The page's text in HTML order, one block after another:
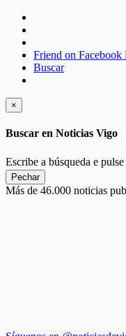
Friend on Facebook
Buscar
×
Buscar en Noticias Vigo
Escribe a búsqueda e
Pechar
Más de 46.000 noticias